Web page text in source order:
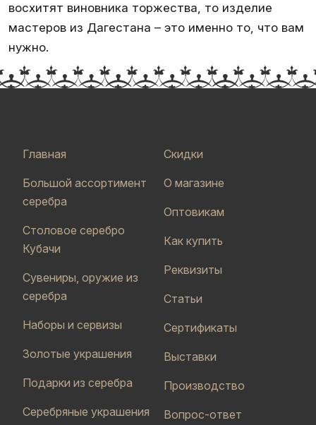
восхитят виновника торжества, то изделие
мастеров из Дагестана – это именно то, что вам
нужно.
Главная
Большой ассортимент
серебра
Столовое серебро
Кубачи
Сувениры, оружие из
серебра
Наборы и сервизы
Золотые украшения
Подарки из серебра
Серебряные украшения
Скидки
О магазине
Оптовикам
Как купить
Реквизиты
Статьи
Сертификаты
Выставки
Производство
Вопрос-ответ